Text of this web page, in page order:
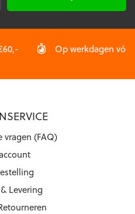
Op werkdagen
vragen (FAQ)
Levering